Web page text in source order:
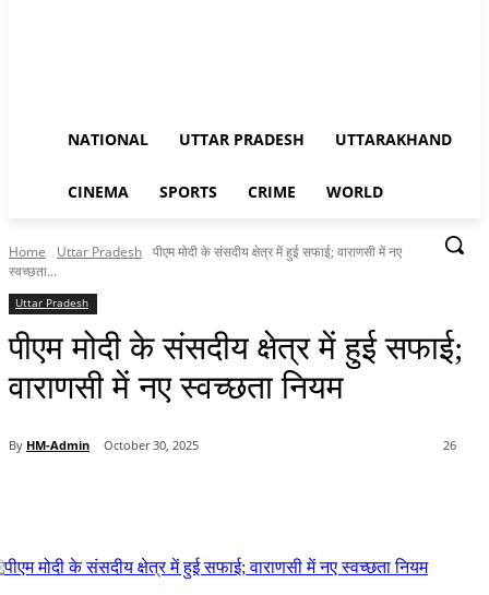
NATIONAL UTTAR PRADESH UTTARAKHAND
CINEMA SPORTS CRIME WORLD
Home Uttar Pradesh पीएम मोदी के संसदीय क्षेत्र में हुई सफाई; वाराणसी में नए
स्वच्छता...
Uttar Pradesh
पीएम मोदी के संसदीय क्षेत्र में हुई सफाई;
वाराणसी में नए स्वच्छता नियम
By HM-Admin October 30, 2025 26